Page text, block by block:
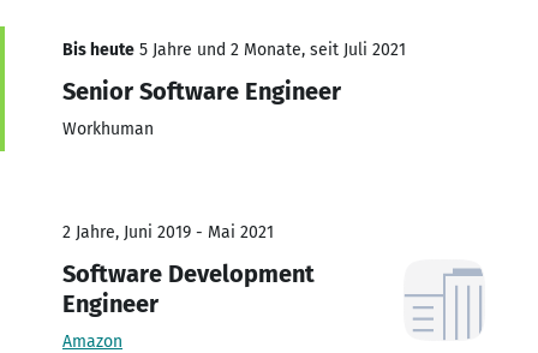
Bis heute 5 Jahre und 2 Monate, seit Juli 2021
Senior Software Engineer
Workhuman
2 Jahre, Juni 2019 - Mai 2021
Software Development
Engineer
Amazon